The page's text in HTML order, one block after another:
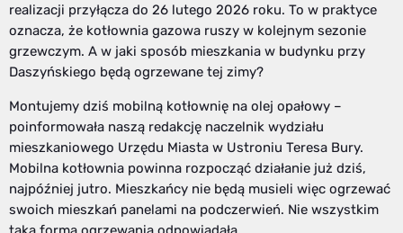
realizacji przyłącza do 26 lutego 2026 roku. To w praktyce
oznacza, że kotłownia gazowa ruszy w kolejnym sezonie
grzewczym. A w jaki sposób mieszkania w budynku przy
Daszyńskiego będą ogrzewane tej zimy?
Montujemy dziś mobilną kotłownię na olej opałowy –
poinformowała naszą redakcję naczelnik wydziału
mieszkaniowego Urzędu Miasta w Ustroniu Teresa Bury.
Mobilna kotłownia powinna rozpocząć działanie już dziś,
najpóźniej jutro. Mieszkańcy nie będą musieli więc ogrzewać
swoich mieszkań panelami na podczerwień. Nie wszystkim